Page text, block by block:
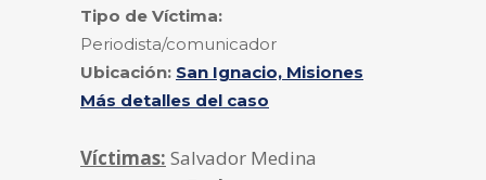
Tipo de Víctima:
Periodista/comunicador
Ubicación: San Ignacio, Misiones
Más detalles del caso
Víctimas: Salvador Medina